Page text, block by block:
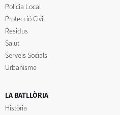
Policia Local
Protecció Civil
Residus
Salut
Serveis Socials
Urbanisme
LA BATLLÒRIA
Història